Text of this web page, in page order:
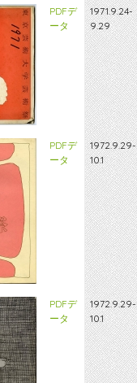
PDFデ
ータ
1971.9.24-
9.29
PDFデ
ータ
1972.9.29-
10.1
PDFデ
ータ
1972.9.29-
10.1